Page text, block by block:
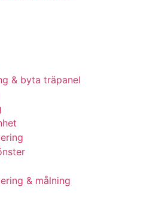
& byta träpanel
& målning